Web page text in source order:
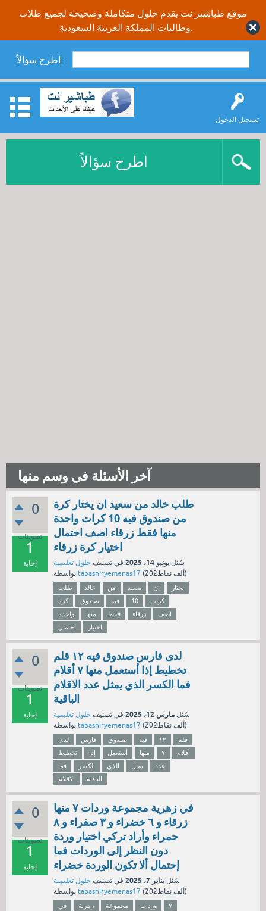
موقع طباشير نت يقدم حلول متكاملة وصحيحة لجميع طلاب
اطرح سؤالاً:
تسجيل الدخول
اطرح سؤالاً
آخر الأسئلة في وسم منها
0
تصويتات
1
إجابة
طلب خالد من سعيد ان يختار كرة
من صندوق فيه 10 كرات واحدة
منها فقط زرقاء اصف احتمال
اختيار كرة زرقاء
سُئل يونيو 14، 2025 في تصنيف حلول تعليمية
tabashiryemenas17 ( 202ألف نقاط)
طلب خالد من سعيد ان
يختار
كرة
صندوق فيه 10
كرات
واحدة
منها فقط زرقاء
اصف
احتمال
اختيار
0
تصويتات
1
إجابة
لدى فارس صندوق فيه ١٢ قلم
تخطيط إذا أستعمل منها ٧ أقلام
فما الكسر الذي يمثل عدد الاقلام
الباقية
سُئل مارس 12، 2025 في تصنيف حلول تعليمية
tabashiryemenas17 ( 202ألف نقاط)
لدى فارس صندوق فيه ١٢
قلم
تخطيط
إذا أستعمل منها ٧
أقلام
فما
الكسر الذي يمثل
عدد
الاقلام
الباقية
0
تصويتات
1
إجابة
في زهرية مجموعة وردات ۷ منها
زرقاء و ٦ خضراء و ٣ صفراء و ۸
حمراء وأراد تركي اختيار وردة
دون النظر إلى الوردات فما
إحتمال ألا تكون الوردة خضراء
سُئل يناير 7، 2025 في تصنيف حلول تعليمية
tabashiryemenas17 ( 202ألف نقاط)
في زهرية مجموعة وردات
۷